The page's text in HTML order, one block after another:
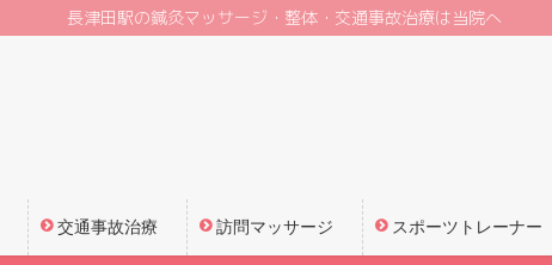
長津田駅の鍼灸マッサージ・整体・交通事故治療は当院へ
交通事故治療 訪問マッサージ スポーツトレーナー